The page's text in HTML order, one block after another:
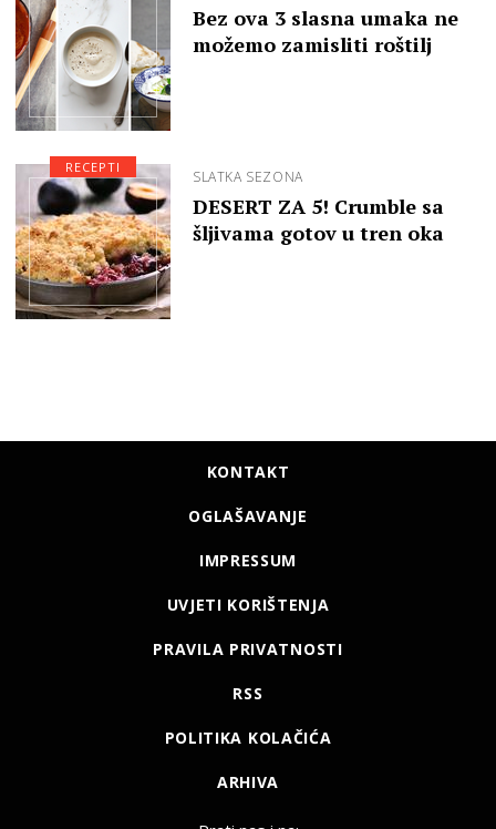
Bez ova 3 slasna umaka ne
možemo zamisliti roštilj
SLATKA SEZONA
DESERT ZA 5! Crumble sa
šljivama gotov u tren oka
RECEPTI
KONTAKT
OGLAŠAVANJE
IMPRESSUM
UVJETI KORIŠTENJA
PRAVILA PRIVATNOSTI
RSS
POLITIKA KOLAČIĆA
ARHIVA